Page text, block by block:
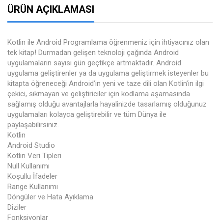
ÜRÜN AÇIKLAMASI
Kotlin ile Android Programlama öğrenmeniz için ihtiyacınız olan
tek kitap! Durmadan gelişen teknoloji çağında Android
uygulamaların sayısı gün geçtikçe artmaktadır. Android
uygulama geliştirenler ya da uygulama geliştirmek isteyenler bu
kitapta öğreneceği Android’in yeni ve taze dili olan Kotlin’in ilgi
çekici, sıkmayan ve geliştiriciler için kodlama aşamasında
sağlamış olduğu avantajlarla hayalinizde tasarlamış olduğunuz
uygulamaları kolayca geliştirebilir ve tüm Dünya ile
paylaşabilirsiniz.
Kotlin
Android Studio
Kotlin Veri Tipleri
Null Kullanımı
Koşullu İfadeler
Range Kullanımı
Döngüler ve Hata Ayıklama
Diziler
Fonksiyonlar